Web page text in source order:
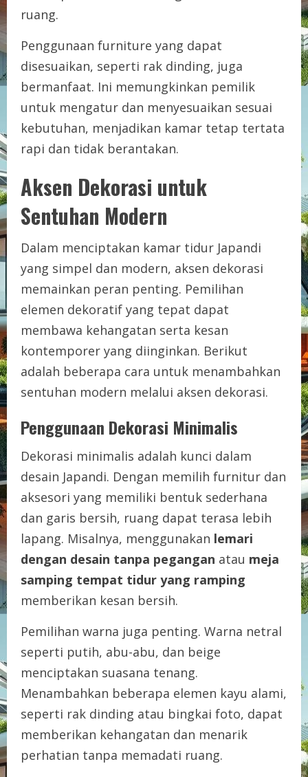
ruang.
Penggunaan furniture yang dapat
disesuaikan, seperti rak dinding, juga
bermanfaat. Ini memungkinkan pemilik
untuk mengatur dan menyesuaikan sesuai
kebutuhan, menjadikan kamar tetap tertata
rapi dan tidak berantakan.
Aksen Dekorasi untuk
Sentuhan Modern
Dalam menciptakan kamar tidur Japandi
yang simpel dan modern, aksen dekorasi
memainkan peran penting. Pemilihan
elemen dekoratif yang tepat dapat
membawa kehangatan serta kesan
kontemporer yang diinginkan. Berikut
adalah beberapa cara untuk menambahkan
sentuhan modern melalui aksen dekorasi.
Penggunaan Dekorasi Minimalis
Dekorasi minimalis adalah kunci dalam
desain Japandi. Dengan memilih furnitur dan
aksesori yang memiliki bentuk sederhana
dan garis bersih, ruang dapat terasa lebih
lapang. Misalnya, menggunakan lemari
dengan desain tanpa pegangan atau meja
samping tempat tidur yang ramping
memberikan kesan bersih.
Pemilihan warna juga penting. Warna netral
seperti putih, abu-abu, dan beige
menciptakan suasana tenang.
Menambahkan beberapa elemen kayu alami,
seperti rak dinding atau bingkai foto, dapat
memberikan kehangatan dan menarik
perhatian tanpa memadati ruang.